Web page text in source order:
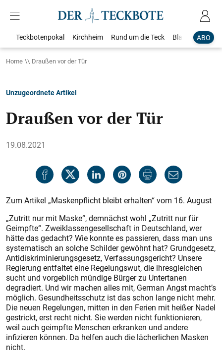
ABO
Teckbotenpokal Kirchheim Rund um die Teck Blaulicht
Home Draußen vor der Tür
Unzugeordnete Artikel
Draußen vor der Tür
19.08.2021
Zum Artikel „Maskenpflicht bleibt erhalten“ vom 16. August
„Zutritt nur mit Maske“, demnächst wohl „Zutritt nur für
Geimpfte“. Zweiklassengesellschaft in Deutschland, wer
hätte das gedacht? Wie konnte es passieren, dass man uns
systematisch an solche Schilder gewöhnt hat? Grundgesetz,
Antidiskriminierungsgesetz, Verfassungsgericht? Unsere
Regierung entfaltet eine Regelungswut, die ihresgleichen
sucht und vorgeblich mündige Bürger zu Untertanen
degradiert. Und wir machen alles mit, German Angst macht’s
möglich. Gesundheitsschutz ist das schon lange nicht mehr.
Die neuen Regelungen, mitten in den Ferien mit heißer Nadel
gestrickt, erst recht nicht. Sie werden nicht funktionieren,
weil auch geimpfte Menschen erkranken und andere
infizieren können. Da helfen auch die lächerlichen Masken
nicht.